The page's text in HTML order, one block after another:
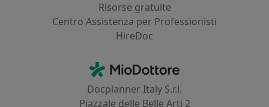
Risorse gratuite
Centro Assistenza per Professionisti
HireDoc
MioDottore - Homepage
Docplanner Italy S.r.l.
Piazzale delle Belle Arti 2